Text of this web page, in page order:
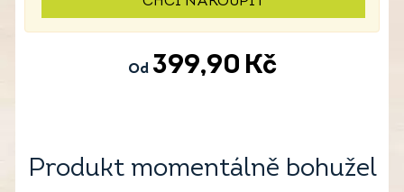
Od 399,90 Kč
Produkt momentálně bohužel